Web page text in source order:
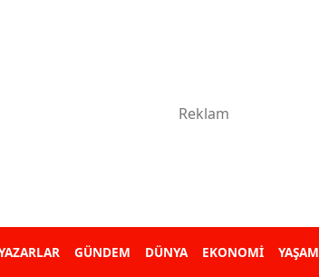
GÜNDEM DÜNYA EKONOMİ YAŞAM